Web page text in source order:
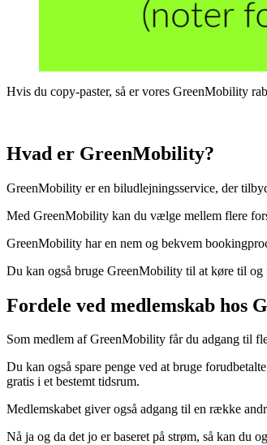
Hvis du copy-paster, så er vores GreenMobility
Hvad er GreenMobility?
GreenMobility er en biludlejningsservice, der
Med GreenMobility kan du vælge mellem flere
GreenMobility har en nem og bekvem
Du kan også bruge GreenMobility til at køre til og
Fordele ved medlemskab hos
Som medlem af GreenMobility får du adgang til
Du kan også spare penge ved at bruge
gratis i et bestemt tidsrum.
Medlemskabet giver også adgang til en række
Nå ja og da det jo er baseret på strøm, så kan du